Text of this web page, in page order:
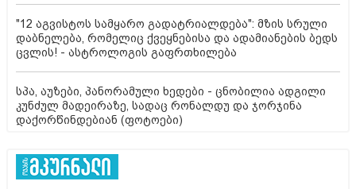
"12 აგვისტოს სამყარო გადატრიალდება": მზის სრული
დაბნელება, რომელიც ქვეყნებისა და ადამიანების ბედს
ცვლის! - ასტროლოგის გაფრთხილება
სპა, აუზები, პანორამული ხედები - ცნობილია ადგილი
კუნძულ მადეირაზე, სადაც რონალდუ და ჯორჯინა
დაქორწინდებიან (ფოტოები)